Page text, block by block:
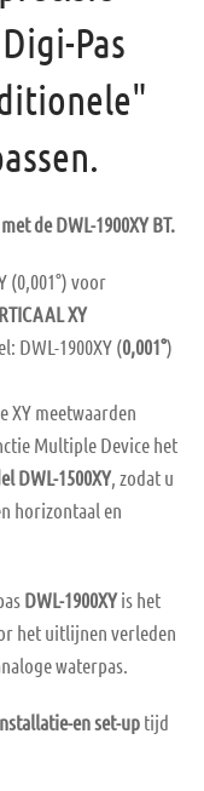
Pas
de DWL-1900XY BT.
(0,001°) voor
XY
DWL-1900XY (0,001°)
XY meetwaarden
Multiple Device het
DWL-1500XY, zodat u
horizontaal en
DWL-1900XYis het
het uitlijnen verleden
waterpas.
en set-uptijd